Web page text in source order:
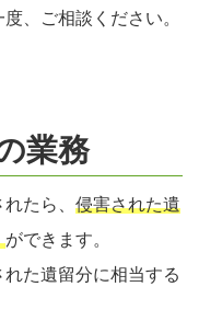
、ご相談ください。
業務
たら、 侵害された遺
ができます。
た遺留分に相当する